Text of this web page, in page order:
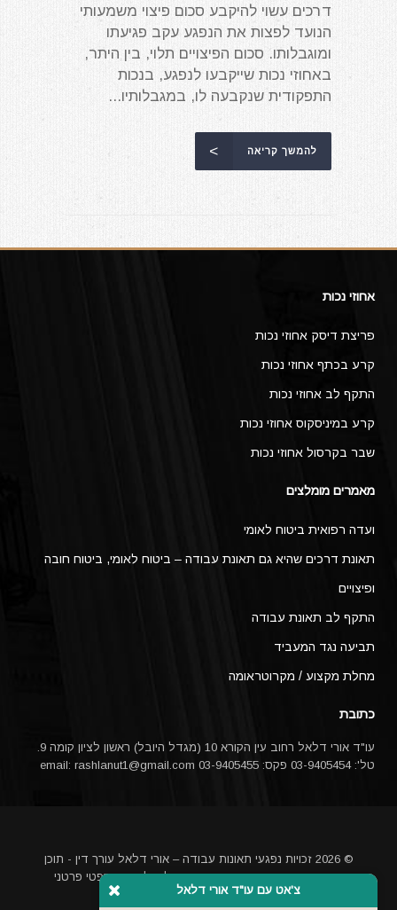
דרכים עשוי להיקבע סכום פיצוי משמעותי
הנועד לפצות את הנפגע עקב פגיעתו
ומוגבלותו. סכום הפיצויים תלוי, בין היתר,
באחוזי נכות שייקבעו לנפגע, בנכות
התפקודית שנקבעה לו, במגבלותיו...
להמשך קריאה
אחוזי נכות
פריצת דיסק אחוזי נכות
קרע בכתף אחוזי נכות
התקף לב אחוזי נכות
קרע במיניסקוס אחוזי נכות
שבר בקרסול אחוזי נכות
מאמרים מומלצים
ועדה רפואית ביטוח לאומי
תאונת דרכים שהיא גם תאונת עבודה – ביטוח לאומי, ביטוח חובה
ופיצויים
התקף לב תאונת עבודה
תביעה נגד המעביד
מחלת מקצוע / מקרוטראומה
כתובת
עו"ד אורי דלאל רחוב עין הקורא 10 (מגדל היובל) ראשון לציון קומה 9.
טל': 03-9405454 פקס: 03-9405455 email:
rashlanut1@gmail.com
© 2026 זכויות נפגעי תאונות עבודה – אורי דלאל עורך דין - תוכן
האתר אינו מהווה ייעוץ משפטי או תחליף לייעוץ משפטי פרטני
באמצעות עורך דין
צ'אט עם עו"ד אורי דלאל